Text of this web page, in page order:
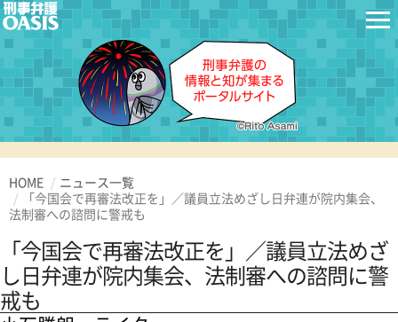
HOME
ニュース一覧
「今国会で再審法改正を」／議員立法めざし日弁連が院内集会、
法制審への諮問に警戒も
「今国会で再審法改正を」／議員立法めざ
し日弁連が院内集会、法制審への諮問に警
戒も